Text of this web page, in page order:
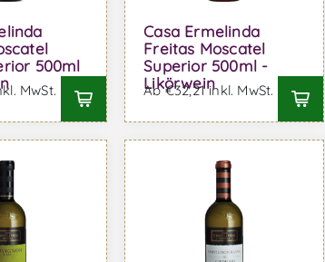
500ml
MwSt.
Casa Ermelinda
Freitas Moscatel
Superior 500ml -
Likörwein
Ab €32,21 inkl. MwSt.